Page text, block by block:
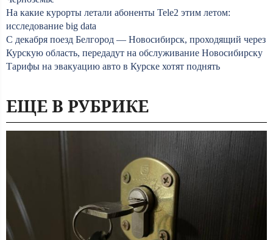
На какие курорты летали абоненты Tele2 этим летом:
исследование big data
С декабря поезд Белгород — Новосибирск, проходящий через
Курскую область, передадут на обслуживание Новосибирску
Тарифы на эвакуацию авто в Курске хотят поднять
ЕЩЕ В РУБРИКЕ